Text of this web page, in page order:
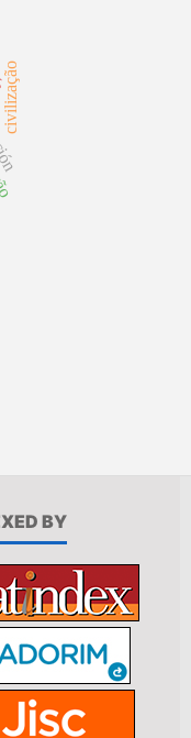
civilização
BY